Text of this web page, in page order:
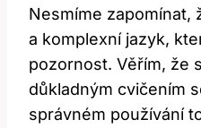
Nesmíme zapomínat,
a komplexní jazyk,
pozornost. Věřím, že
důkladným cvičením
správném používání